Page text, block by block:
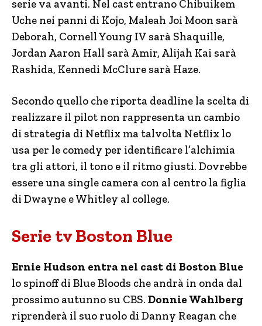
serie va avanti. Nel cast entrano Chibuikem
Uche nei panni di Kojo, Maleah Joi Moon sarà
Deborah, Cornell Young IV sarà Shaquille,
Jordan Aaron Hall sarà Amir, Alijah Kai sarà
Rashida, Kennedi McClure sarà Haze.
Secondo quello che riporta deadline la scelta di
realizzare il pilot non rappresenta un cambio
di strategia di Netflix ma talvolta Netflix lo
usa per le comedy per identificare l’alchimia
tra gli attori, il tono e il ritmo giusti. Dovrebbe
essere una single camera con al centro la figlia
di Dwayne e Whitley al college.
Serie tv Boston Blue
Ernie Hudson entra nel cast di Boston Blue
lo spinoff di Blue Bloods che andrà in onda dal
prossimo autunno su CBS. Donnie Wahlberg
riprenderà il suo ruolo di Danny Reagan che